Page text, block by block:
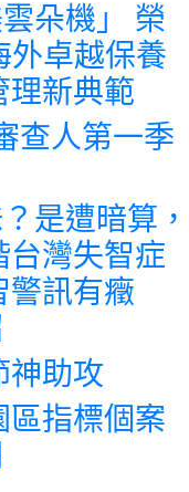
朵機」 榮
外卓越保養
理新典範
查人第一季
是遭暗算，
台灣失智症
警訊有癥
神助攻
區指標個案